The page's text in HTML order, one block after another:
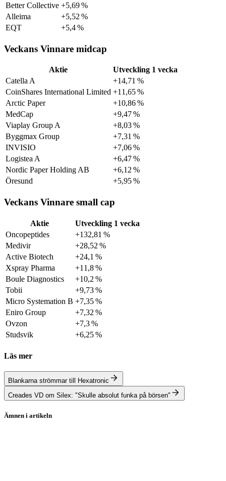
Better Collective +5,69 %
Alleima
+5,52 %
EQT
+5,4 %
Veckans Vinnare midcap
Aktie
Utveckling 1 vecka
Catella A
+14,71 %
CoinShares International Limited +11,65 %
Arctic Paper
+10,86 %
MedCap
+9,47 %
Viaplay Group A
+8,03 %
Byggmax Group
+7,31 %
INVISIO
+7,06 %
Logistea A
+6,47 %
Nordic Paper Holding AB
+6,12 %
Öresund
+5,95 %
Veckans Vinnare small cap
Aktie
Utveckling 1 vecka
Oncopeptides
+132,81 %
Medivir
+28,52 %
Active Biotech
+24,1 %
Xspray Pharma
+11,8 %
Boule Diagnostics
+10,2 %
Tobii
+9,73 %
Micro Systemation B +7,35 %
Eniro Group
+7,32 %
Ovzon
+7,3 %
Studsvik
+6,25 %
Läs mer
Blankarna strömmar till Hexatronic
Creades VD om Silex: "Skulle absolut funka på börsen"
Ämnen i artikeln